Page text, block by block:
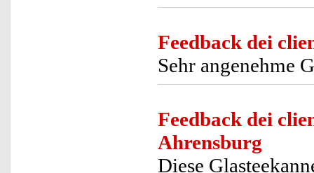
Feedback dei
Sehr angenehme
Feedback dei
Ahrensburg
Diese